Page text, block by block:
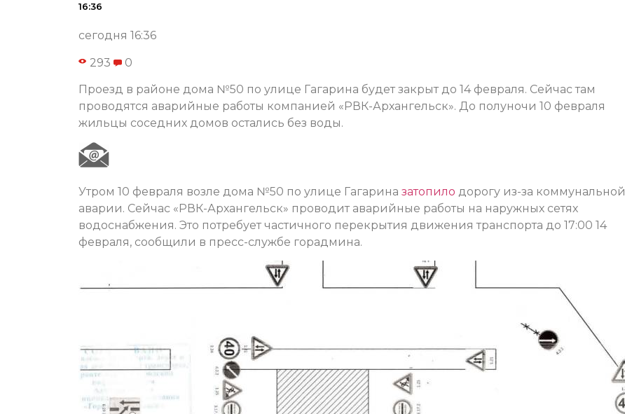
16:36
сегодня 16:36
293 0
Проезд в районе дома №50 по улице Гагарина будет закрыт до 14 февраля. Сейчас там
проводятся аварийные работы компанией «РВК-Архангельск». До полуночи 10 февраля
жильцы соседних домов остались без воды.
Утром 10 февраля возле дома №50 по улице Гагарина затопило дорогу из-за коммунальной
аварии. Сейчас «РВК-Архангельск» проводит аварийные работы на наружных сетях
водоснабжения. Это потребует частичного перекрытия движения транспорта до 17:00 14
февраля, сообщили в пресс-службе горадмина.